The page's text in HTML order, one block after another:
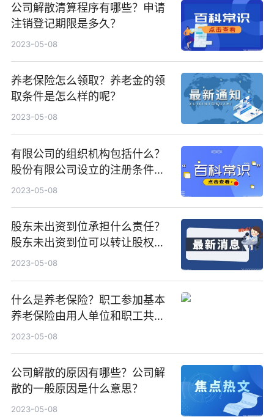
公司解散清算程序有哪些？申请
注销登记期限是多久？
2023-05-08
养老保险怎么领取？养老金的领
取条件是怎么样的呢？
2023-05-08
有限公司的组织机构包括什么？
股份有限公司设立的注册条件有
哪些？
2023-05-08
股东未出资到位承担什么责任？
股东未出资到位可以转让股权
吗？
2023-05-08
什么是养老保险？职工参加基本
养老保险由用人单位和职工共同
缴纳的吗？
2023-05-08
公司解散的原因有哪些？公司解
散的一般原因是什么意思？
2023-05-08